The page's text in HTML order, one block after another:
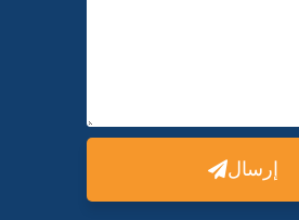
إرسال